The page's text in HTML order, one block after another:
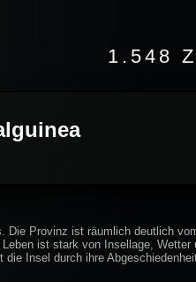
1.548
Die Provinz ist räumlich deutlich
ist stark von Insellage, Wetter
Insel durch ihre